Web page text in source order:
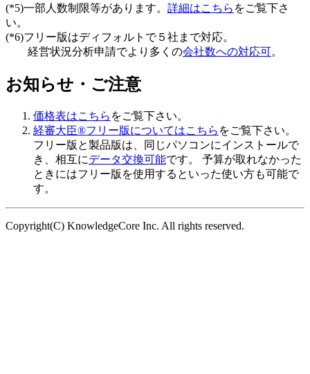
(*5)一部人数制限等があります。 詳細はこちら をご覧下さ
い。
(*6)フリー版はディフォルトで５社まで対応。
経営状況分析申請でより多くの会社数への対応可。
お知らせ・ご注意
価格表はこちら をご覧下さい。
経審大臣®フリー版についてはこちら をご覧下さい。
フリー版と製品版は、同じパソコンにインストールで
き、相互にデータ交換可能です。 予算が取れなかった
ときにはフリー版を使用するといった使い方も可能で
す。
Copyright(C) KnowledgeCore Inc. All rights reserved.